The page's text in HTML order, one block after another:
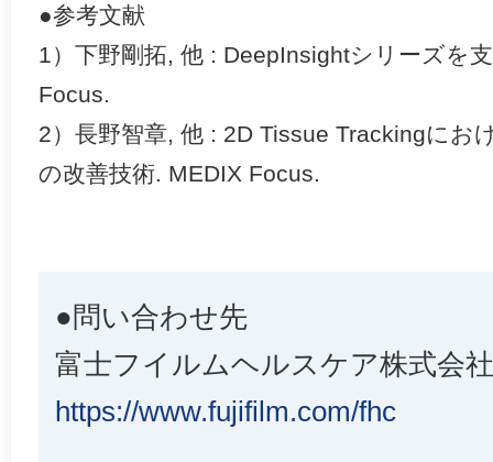
●参考文献
1）下野剛拓, 他 : DeepInsightシリーズを
Focus.
2）長野智章, 他 : 2D Tissue Trackingにお
の改善技術. MEDIX Focus.
●問い合わせ先
富士フイルムヘルスケア株式会社
https://www.fujifilm.com/fhc